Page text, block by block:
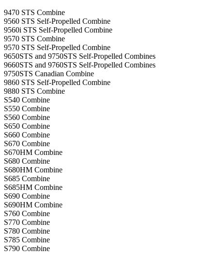
9470 STS Combine
9560 STS Self-Propelled Combine
9560i STS Self-Propelled Combine
9570 STS Combine
9570 STS Self-Propelled Combine
9650STS and 9750STS Self-Propelled Combines
9660STS and 9760STS Self-Propelled Combines
9750STS Canadian Combine
9860 STS Self-Propelled Combine
9880 STS Combine
S540 Combine
S550 Combine
S560 Combine
S650 Combine
S660 Combine
S670 Combine
S670HM Combine
S680 Combine
S680HM Combine
S685 Combine
S685HM Combine
S690 Combine
S690HM Combine
S760 Combine
S770 Combine
S780 Combine
S785 Combine
S790 Combine